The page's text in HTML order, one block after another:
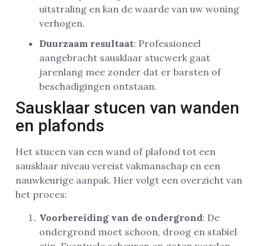
uitstraling en kan de waarde van uw woning
verhogen.
Duurzaam resultaat: Professioneel
aangebracht sausklaar stucwerk gaat
jarenlang mee zonder dat er barsten of
beschadigingen ontstaan.
Sausklaar stucen van wanden
en plafonds
Het stucen van een wand of plafond tot een
sausklaar niveau vereist vakmanschap en een
nauwkeurige aanpak. Hier volgt een overzicht van
het proces:
Voorbereiding van de ondergrond: De
ondergrond moet schoon, droog en stabiel